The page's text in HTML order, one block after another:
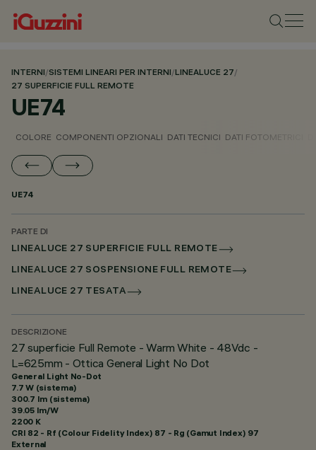
INTERNI/SISTEMI LINEARI PER INTERNI/LINEALUCE 27/
27 SUPERFICIE FULL REMOTE
UE74
COLORE COMPONENTI OPZIONALI DATI TECNICI DATI FOTOMETRICI
UE74
PARTE DI
LINEALUCE 27 SUPERFICIE FULL REMOTE
LINEALUCE 27 SOSPENSIONE FULL REMOTE
LINEALUCE 27 TESATA
DESCRIZIONE
27 superficie Full Remote - Warm White - 48Vdc -
L=625mm - Ottica General Light No Dot
General Light No-Dot
7.7 W (sistema)
300.7 lm (sistema)
39.05 lm/W
2200 K
CRI 82 - Rf (Colour Fidelity Index) 87 - Rg (Gamut Index) 97
External